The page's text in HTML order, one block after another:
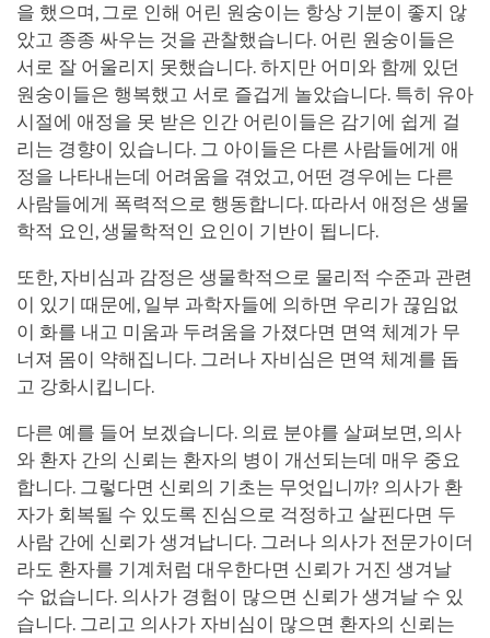
을 했으며, 그로 인해 어린 원숭이는 항상 기분이 좋지 않
았고 종종 싸우는 것을 관찰했습니다. 어린 원숭이들은
서로 잘 어울리지 못했습니다. 하지만 어미와 함께 있던
원숭이들은 행복했고 서로 즐겁게 놀았습니다. 특히 유아
시절에 애정을 못 받은 인간 어린이들은 감기에 쉽게 걸
리는 경향이 있습니다. 그 아이들은 다른 사람들에게 애
정을 나타내는데 어려움을 겪었고, 어떤 경우에는 다른
사람들에게 폭력적으로 행동합니다. 따라서 애정은 생물
학적 요인, 생물학적인 요인이 기반이 됩니다.
또한, 자비심과 감정은 생물학적으로 물리적 수준과 관련
이 있기 때문에, 일부 과학자들에 의하면 우리가 끊임없
이 화를 내고 미움과 두려움을 가졌다면 면역 체계가 무
너져 몸이 약해집니다. 그러나 자비심은 면역 체계를 돕
고 강화시킵니다.
다른 예를 들어 보겠습니다. 의료 분야를 살펴보면, 의사
와 환자 간의 신뢰는 환자의 병이 개선되는데 매우 중요
합니다. 그렇다면 신뢰의 기초는 무엇입니까? 의사가 환
자가 회복될 수 있도록 진심으로 걱정하고 살핀다면 두
사람 간에 신뢰가 생겨납니다. 그러나 의사가 전문가이더
라도 환자를 기계처럼 대우한다면 신뢰가 거진 생겨날
수 없습니다. 의사가 경험이 많으면 신뢰가 생겨날 수 있
습니다. 그리고 의사가 자비심이 많으면 환자의 신뢰는